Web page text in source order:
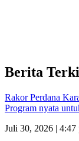
Berita
Rakor Perdana
Program nyata
Juli 30, 2026 |